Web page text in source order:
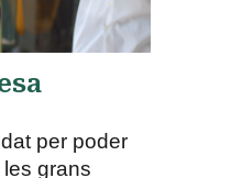
per poder
grans